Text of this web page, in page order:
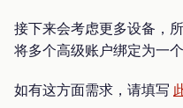
接下来会考虑更多设备，
将多个高级账户绑定为一
如有这方面需求，请填写